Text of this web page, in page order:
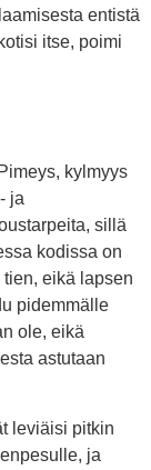
entistä
itse, poimi
kylmyys
ja
sillä
kodissa on
eikä lapsen
pidemmälle
ole, eikä
astutaan
leviäisi pitkin
ja